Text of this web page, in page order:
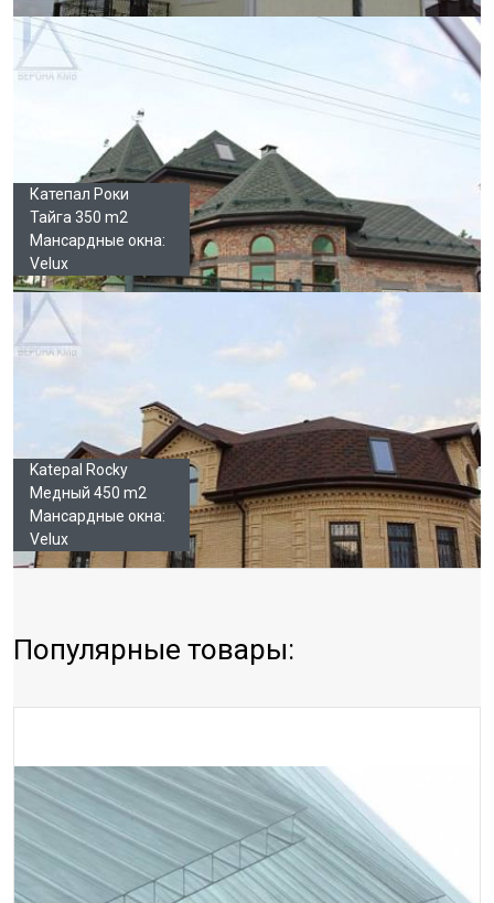
Катепал Роки
Тайга 350 m2
Мансардные окна:
Velux
Katepal Rocky
Медный 450 m2
Мансардные окна:
Velux
Популярные товары: